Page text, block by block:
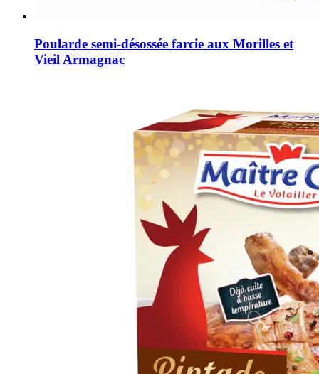
Poularde semi-désossée farcie aux Morilles et
Vieil Armagnac